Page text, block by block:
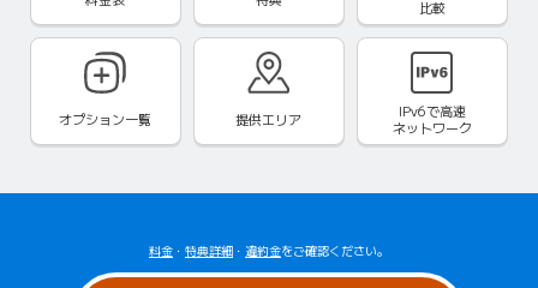
比較
オプション一覧 提供エリア IPv6で高速
ネットワーク
料金 ・ 特典詳細 ・ 違約金をご確認ください。